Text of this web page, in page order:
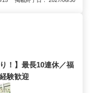
！】最長10連休／福
験歓迎